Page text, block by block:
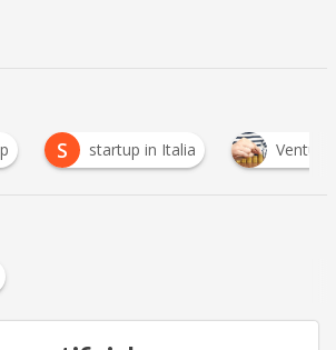
in Italia Venture Capital